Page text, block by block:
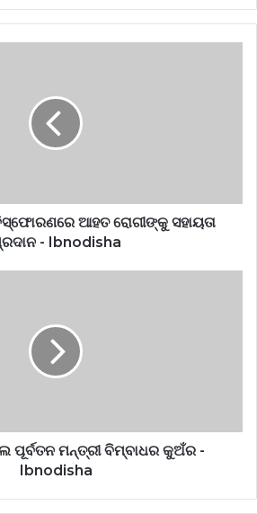
ଆହତ ରୋଗୀଙ୍କୁ ସହାୟତା
- Ibnodisha
ପୂର୍ବତନ ମନ୍ତ୍ରୀ ବିମ୍ବାଧର କୁଅଁର -
Ibnodisha